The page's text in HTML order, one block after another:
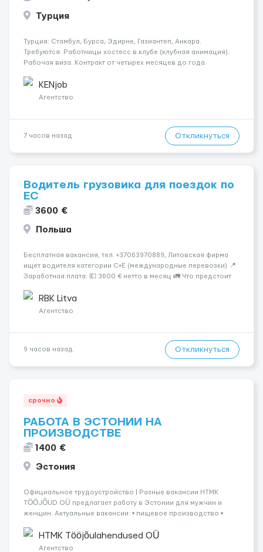
Турция
Турция: Стамбул, Бурса, Эдирне, Газиантеп, Анкара.
Требуются: Работницы хостесc в клубе (клубная анимация).
Рабочая виза. Контракт от четырех месяцев до года.
страховка. Высокая зарплата + %. Легально. Безопасно.
*Коммуникабел...
KENjob
Агентство
7 часов назад Откликнуться
Водитель грузовика для поездок по
ЕС
3600 €
Польша
Бесплатная вакансия, тел. +37063970889, Литовская фирма
ищет водителя категории C+E (международные перевозки) 📍
Заработная плата: 💶 3600 € нетто в месяц 🚛 Что предстоит
рефрижераторах. В среднем 400–500 км в день. Погрузки и
разгрузки...
RBK Litva
Агентство
9 часов назад Откликнуться
срочно
РАБОТА В ЭСТОНИИ НА
ПРОИЗВОДСТВЕ
1400 €
Эстония
Официальное трудоустройство | Разные вакансии HTMK
TÖÖJÕUD OÜ предлагает работу в Эстонии для мужчин и
женщин. Актуальные вакансии: • пищевое производство •
склады и логистика • п...
HTMK Tööjõulahendused OÜ
Агентство